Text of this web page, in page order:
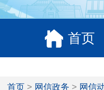
首页
首页 > 网信政务 > 网信